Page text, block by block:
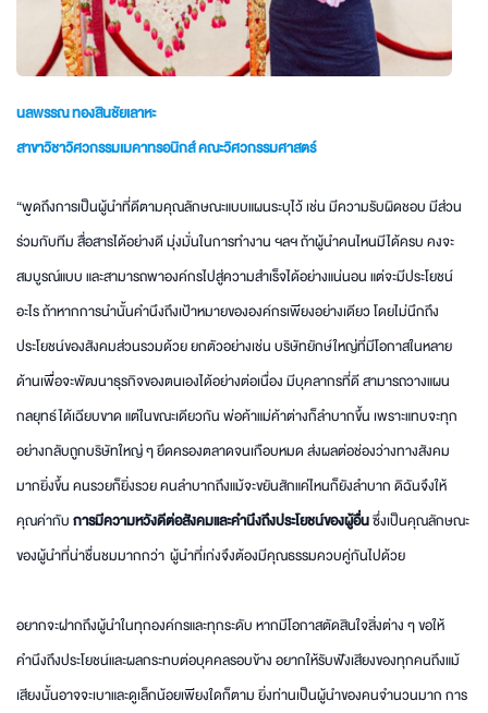
นลพรรณ ทองสินชัยเลาหะ
สาขาวิชาวิศวกรรมเมคาทรอนิกส์ คณะวิศวกรรมศาสตร์
“พูดถึงการเป็นผู้นำที่ดีตามคุณลักษณะแบบแผนระบุไว้ เช่น มีความรับผิดชอบ มีส่วน
ร่วมกับทีม สื่อสารได้อย่างดี มุ่งมั่นในการทำงาน ฯลฯ ถ้าผู้นำคนไหนมีได้ครบ คงจะ
สมบูรณ์แบบ และสามารถพาองค์กรไปสู่ความสำเร็จได้อย่างแน่นอน แต่จะมีประโยชน์
อะไร ถ้าหากการนำนั้นคำนึงถึงเป้าหมายขององค์กรเพียงอย่างเดียว โดยไม่นึกถึง
ประโยชน์ของสังคมส่วนรวมด้วย ยกตัวอย่างเช่น บริษัทยักษ์ใหญ่ที่มีโอกาสในหลาย
ด้านเพื่อจะพัฒนาธุรกิจของตนเองได้อย่างต่อเนื่อง มีบุคลากรที่ดี สามารถวางแผน
กลยุทธ์ได้เฉียบขาด แต่ในขณะเดียวกัน พ่อค้าแม่ค้าต่างก็ลำบากขึ้น เพราะแทบจะทุก
อย่างกลับถูกบริษัทใหญ่ ๆ ยึดครองตลาดจนเกือบหมด ส่งผลต่อช่องว่างทางสังคม
มากยิ่งขึ้น คนรวยก็ยิ่งรวย คนลำบากถึงแม้จะขยันสักแค่ไหนก็ยังลำบาก ดิฉันจึงให้
คุณค่ากับการมีความหวังดีต่อสังคมและคำนึงถึงประโยชน์ของผู้อื่นซึ่งเป็นคุณลักษณะ
ของผู้นำที่น่าชื่นชมมากกว่า ผู้นำที่เก่งจึงต้องมีคุณธรรมควบคู่กันไปด้วย
อยากจะฝากถึงผู้นำในทุกองค์กรและทุกระดับ หากมีโอกาสตัดสินใจสิ่งต่าง ๆ ขอให้
คำนึงถึงประโยชน์และผลกระทบต่อบุคคลรอบข้าง อยากให้รับฟังเสียงของทุกคนถึงแม้
เสียงนั้นอาจจะเบาและดูเล็กน้อยเพียงใดก็ตาม ยิ่งท่านเป็นผู้นำของคนจำนวนมาก การ